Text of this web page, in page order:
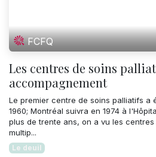
FCFQ
Les centres de soins
accompagnement
Le premier centre de soins palliatifs a
1960; Montréal suivra en 1974 à
plus de trente ans, on a vu les
multip...
Le deuil